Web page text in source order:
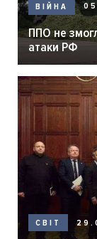
ВІЙНА
ППО не
атаки РФ
СВІТ